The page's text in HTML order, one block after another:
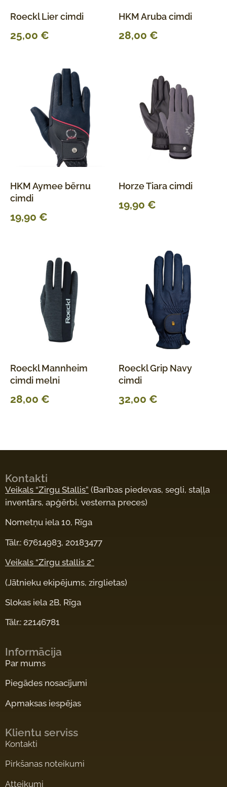
Roeckl Lier cimdi
25,00 €
HKM Aruba cimdi
28,00 €
HKM Aymee bērnu
cimdi
19,90 €
Horze Tiara cimdi
19,90 €
Roeckl Mannheim
cimdi melni
28,00 €
Roeckl Grip Navy
cimdi
32,00 €
Kontakti
Veikals “Zirgu Stallis” (Barības piedevas, segli, staļļa
inventārs, apģērbi, vesterna preces)
Nometņu iela 10, Rīga
Tālr.: 67614983, 20183477
Veikals “Zirgu stallis 2”
(Jātnieku ekipējums, zirglietas)
Slokas iela 2B, Rīga
Tālr.: 22146781
Informācija
Par mums
Piegādes nosacījumi
Apmaksas iespējas
Klientu serviss
Kontakti
Pirkšanas noteikumi
Atteikumi